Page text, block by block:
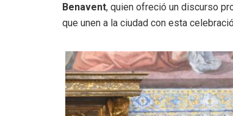
Benavent, quien ofreció un discurso
que unen a la ciudad con esta